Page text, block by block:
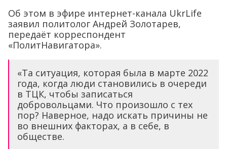
Об этом в эфире интернет-канала UkrLife
заявил политолог Андрей Золотарев,
передаёт корреспондент
«ПолитНавигатора».
«Та ситуация, которая была в марте 2022
года, когда люди становились в очереди
в ТЦК, чтобы записаться
добровольцами. Что произошло с тех
пор? Наверное, надо искать причины не
во внешних факторах, а в себе, в
обществе.